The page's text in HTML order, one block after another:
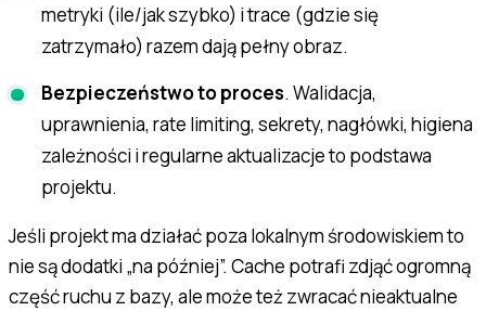
metryki (ile/jak szybko) i trace (gdzie się
zatrzymało) razem dają pełny obraz.
Bezpieczeństwo to proces. Walidacja,
uprawnienia, rate limiting, sekrety, nagłówki, higiena
zależności i regularne aktualizacje to podstawa
projektu.
Jeśli projekt ma działać poza lokalnym środowiskiem to
nie są dodatki „na później”. Cache potrafi zdjąć ogromną
część ruchu z bazy, ale może też zwracać nieaktualne